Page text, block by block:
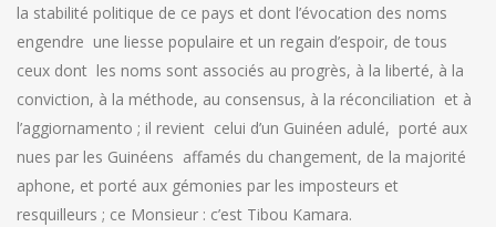
la stabilité politique de ce pays et dont l’évocation des noms
engendre une liesse populaire et un regain d’espoir, de tous
ceux dont les noms sont associés au progrès, à la liberté, à la
conviction, à la méthode, au consensus, à la réconciliation et à
l’aggiornamento ; il revient celui d’un Guinéen adulé, porté aux
nues par les Guinéens affamés du changement, de la majorité
aphone, et porté aux gémonies par les imposteurs et
resquilleurs ; ce Monsieur : c’est Tibou Kamara.